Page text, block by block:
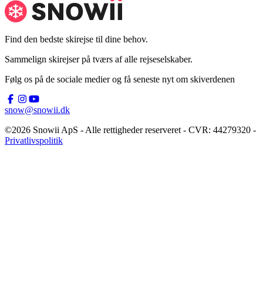
Find den bedste skirejse til dine behov.
Sammelign skirejser på tværs af alle rejseselskaber.
Følg os på de sociale medier og få seneste nyt om skiverdenen
snow@snowii.dk
©2026 Snowii ApS - Alle rettigheder reserveret - CVR: 44279320 -
Privatlivspolitik